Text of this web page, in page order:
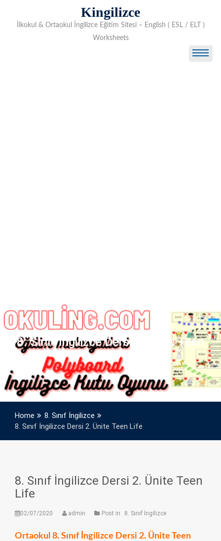
content
Kingilizce
İlkokul & Ortaokul İngilizce Eğitim Sitesi – English ( ESL / ELT )
Worksheets
8. Sınıf İngilizce Dersi 2. Ünite Teen
Life
Home
8. Sınıf İngilizce
8. Sınıf İngilizce Dersi 2. Ünite Teen Life
8. Sınıf İngilizce Dersi 2. Ünite Teen
Life
02/07/2020 admin Post in 8. Sınıf İngilizce
Ortaokul 8. Sınıf İngilizce Dersi 2. Ünite Teen